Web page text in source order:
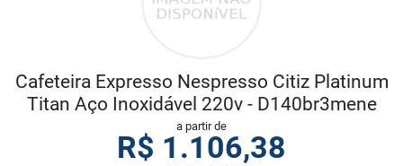
Cafeteira Expresso Nespresso Citiz Platinum
Titan Aço Inoxidável 220v - D140br3mene
a partir de
R$ 1.106,38